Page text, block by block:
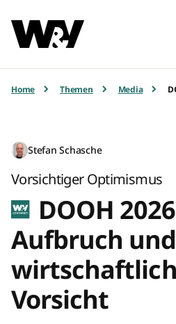
Home Themen Media
Stefan Schasche
Vorsichtiger Optimismus
DOOH
Aufbruch und
Vorsicht